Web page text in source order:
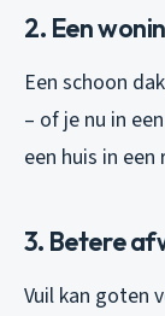
2. Een
Een schoon
– of je nu in
een huis in
3. Betere
Vuil kan goten